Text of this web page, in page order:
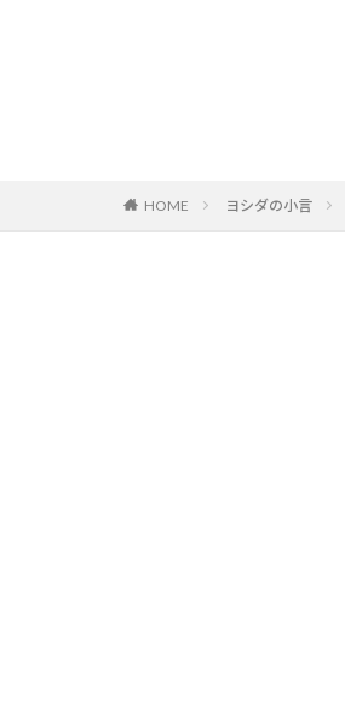
HOME ヨシダの小言